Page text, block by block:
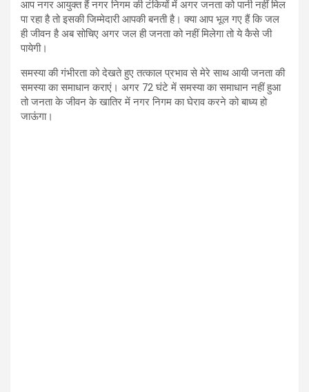
आप नगर आयुक्त हैं नगर निगम की टंकियों में अगर जनता को पानी नहीं मिल
पा रहा है तो इसकी जिम्मेदारी आपकी बनती है। क्या आप भूल गए हैं कि जल
ही जीवन है अब सोचिए अगर जल ही जनता को नहीं मिलेगा तो ये कैसे जी
पायेगी।
समस्या की गंभीरता को देखते हुए तत्काल प्रभाव से मेरे साथ आयी जनता की
समस्या का समाधान कराएं। अगर 72 घंटे में समस्या का समाधान नहीं हुआ
तो जनता के जीवन के खातिर में नगर निगम का घेराव करने को बाध्य हो
जाऊंगा।